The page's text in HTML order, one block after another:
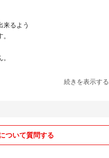
来るよう
ございました(^^)
続きを表示する
ついて質問する